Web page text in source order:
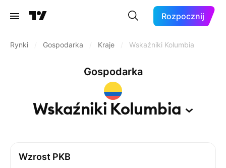
Rozpocznij
Rynki Gospodarka Kraje Wskaźniki Kolumbia
Gospodarka
Wskaźniki Kolumbia
Wzrost PKB